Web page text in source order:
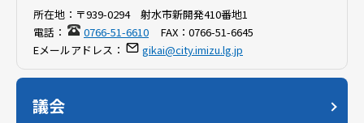
所在地： 〒939-0294 射水市新開発410番地1
電話：
0766-51-6610 FAX： 0766-51-6645
Eメールアドレス：
gikai@city.imizu.lg.jp
議会